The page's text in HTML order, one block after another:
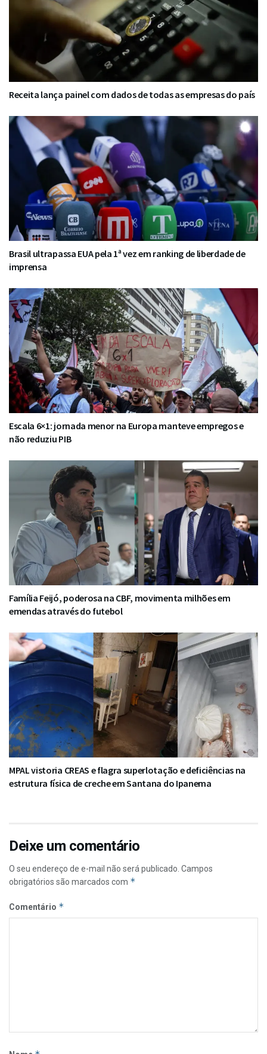
Receita lança painel com dados de todas as empresas do país
Brasil ultrapassa EUA pela 1ª vez em ranking de liberdade de
imprensa
Escala 6×1: jornada menor na Europa manteve empregos e
não reduziu PIB
Família Feijó, poderosa na CBF, movimenta milhões em
emendas através do futebol
MPAL vistoria CREAS e flagra superlotação e deficiências na
estrutura física de creche em Santana do Ipanema
Deixe um comentário
O seu endereço de e-mail não será publicado. Campos
obrigatórios são marcados com *
Comentário *